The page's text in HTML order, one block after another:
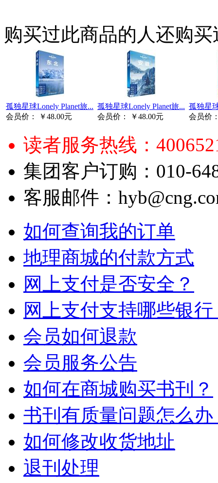
购买过此商品的人还购买
孤独星球Lonely Planet旅...
会员价：
￥48.00元
孤独星球Lonely Planet旅...
会员价：
￥48.00元
孤独星
会员价
读者服务热线：
集团客户订购：010-
客服邮件：
如何查询我的订单
地理商城的付款方式
网上支付是否安全？
网上支付支持哪些银行
会员如何退款
会员服务公告
如何在商城购买书刊？
书刊有质量问题怎么办
如何修改收货地址
退刊处理